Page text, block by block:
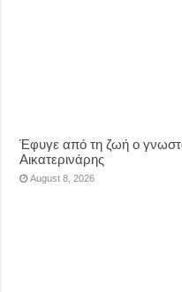
Έφυγε από τη ζωή ο
Αικατερινάρης
August 8, 2026